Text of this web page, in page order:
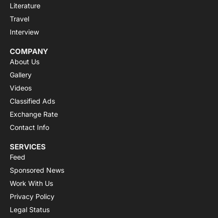
Literature
Travel
Interview
COMPANY
About Us
Gallery
Videos
Classified Ads
Exchange Rate
Contact Info
SERVICES
Feed
Sponsored News
Work With Us
Privacy Policy
Legal Status